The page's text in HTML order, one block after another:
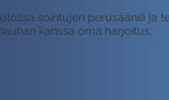
sointujen perusääniä ja
kanssa oma harjoitus.